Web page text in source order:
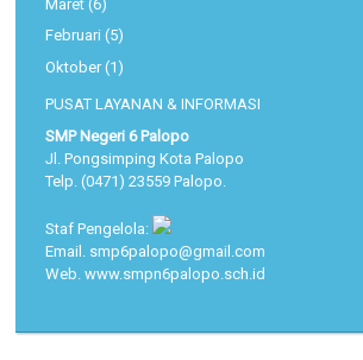
Maret (6)
Februari (5)
Oktober(1)
PUSAT LAYANAN & INFORMASI
SMP Negeri 6 Palopo
Jl. Pongsimping Kota Palopo
Telp. (0471) 23559 Palopo.
Staf Pengelola:
Email. smp6palopo@gmail.com
Web. www.smpn6palopo.sch.id